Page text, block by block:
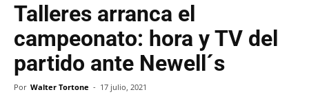
Talleres arranca el
campeonato: hora y TV del
partido ante Newell´s
Por Walter Tortone - 17 julio, 2021